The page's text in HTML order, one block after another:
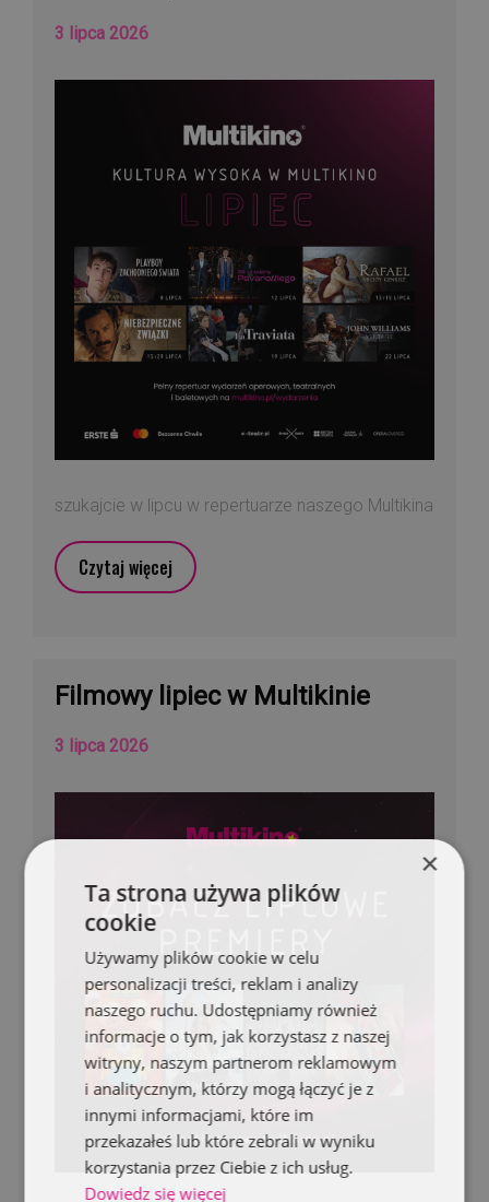
3 lipca 2026
szukajcie w lipcu w repertuarze naszego Multikina
Czytaj więcej
Filmowy lipiec w Multikinie
3 lipca 2026
×
Ta strona używa plików
cookie
Używamy plików cookie w celu
personalizacji treści, reklam i analizy
naszego ruchu. Udostępniamy również
informacje o tym, jak korzystasz z naszej
witryny, naszym partnerom reklamowym
i analitycznym, którzy mogą łączyć je z
innymi informacjami, które im
przekazałeś lub które zebrali w wyniku
korzystania przez Ciebie z ich usług.
Dowiedz się więcej